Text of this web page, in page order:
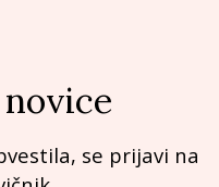
se prijavi na